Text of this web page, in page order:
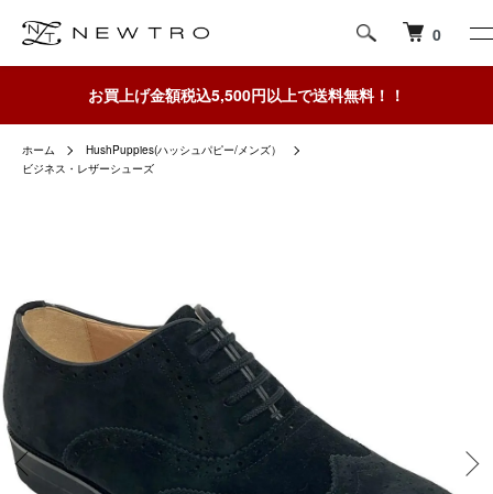
0
お買上げ金額税込5,500円以上で送料無料！！
ホーム
HushPuppies(ハッシュパピー/メンズ）
ビジネス・レザーシューズ